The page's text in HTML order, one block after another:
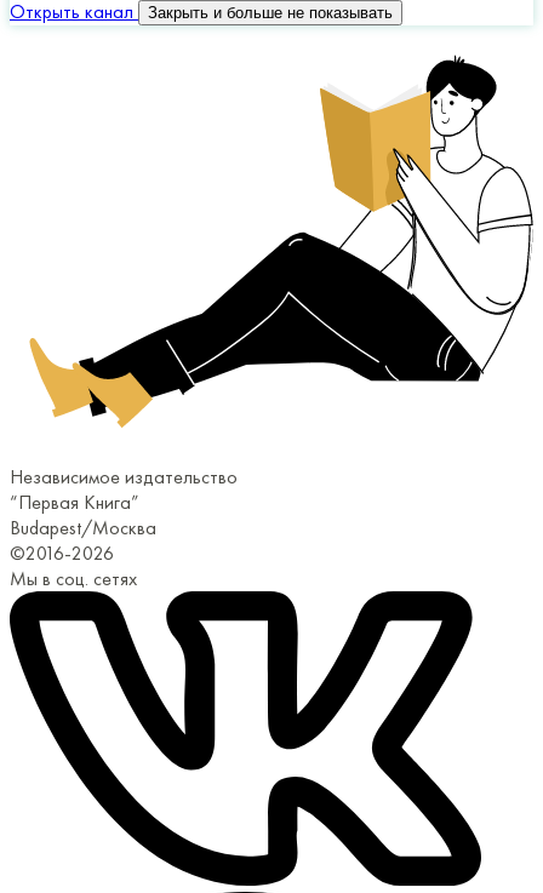
Открыть канал
Закрыть и больше не показывать
Независимое издательство
“Первая Книга”
Budapest/Москва
©2016-2026
Мы в соц. сетях